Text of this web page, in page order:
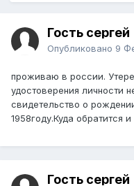
Гость сергей
Опубликовано 9
проживаю в россии.
удостоверения личности
свидетельство о
1958году.Куда обратится
Гость сергей